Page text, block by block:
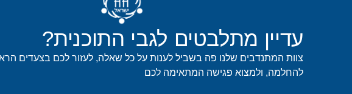
עדיין מתלבטים לגבי התוכנית?
צוות המתנדבים שלנו פה בשביל לענות על כל שאלה, לעזור לכם בצעדים
להחלמה, ולמצוא פגישה המתאימה לכם